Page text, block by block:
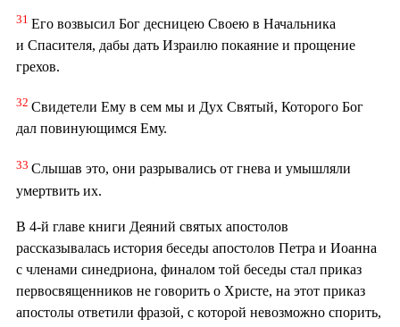
31 Его возвысил Бог десницею Своею в Начальника
и Спасителя, дабы дать Израилю покаяние и прощение
грехов.
32 Свидетели Ему в сем мы и Дух Святый, Которого Бог
дал повинующимся Ему.
33 Слышав это, они разрывались от гнева и умышляли
умертвить их.
В 4-й главе книги Деяний святых апостолов
рассказывалась история беседы апостолов Петра и Иоанна
с членами синедриона, финалом той беседы стал приказ
первосвященников не говорить о Христе, на этот приказ
апостолы ответили фразой, с которой невозможно спорить,